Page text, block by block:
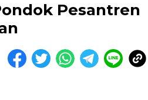
Pesantren